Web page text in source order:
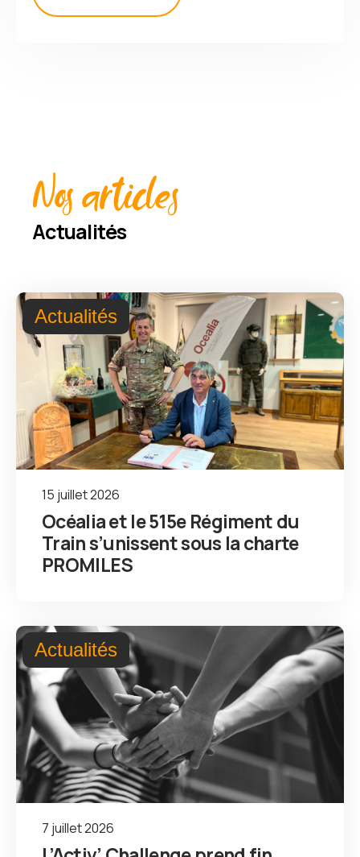
Nos articles
Actualités
Actualités
15 juillet 2026
Océalia et le 515e Régiment du
Train s’unissent sous la charte
PROMILES
Actualités
7 juillet 2026